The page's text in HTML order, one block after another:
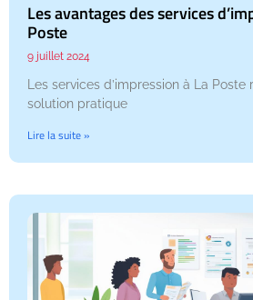
Les avantages des services
Poste
9 juillet 2024
Les services d’impression à La
solution pratique
Lire la suite »